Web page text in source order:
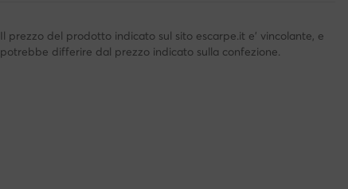
Il prezzo del prodotto indicato sul sito escarpe.it e' vincolante, e
potrebbe differire dal prezzo indicato sulla confezione.